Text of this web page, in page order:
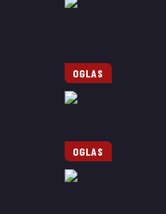
OGLAS
OGLAS